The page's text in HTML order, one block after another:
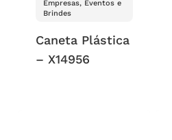
Empresas, Eventos e
Brindes
Caneta Plástica
– X14956